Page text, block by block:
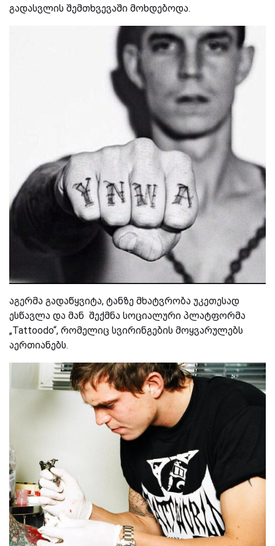
გადასვლის შემთხვევაში მოხდებოდა.
აგერმა გადაწყვიტა, ტანზე მხატვრობა უკეთესად
ესწავლა და მან შექმნა სოციალური პლატფორმა
„Tattoodo“, რომელიც სვირინგების მოყვარულებს
აერთიანებს.